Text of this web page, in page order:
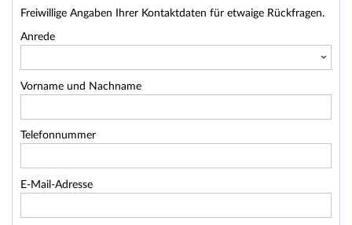
Freiwillige Angaben Ihrer Kontaktdaten für etwaige Rückfragen.
Anrede
Vorname und Nachname
Telefonnummer
E-Mail-Adresse